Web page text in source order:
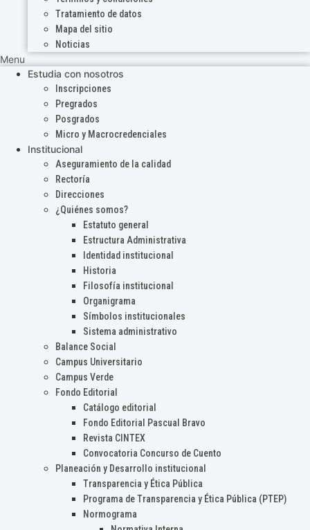
Tratamiento de datos
Mapa del sitio
Noticias
Menu
Estudia con nosotros
Inscripciones
Pregrados
Posgrados
Micro y Macrocredenciales
Institucional
Aseguramiento de la calidad
Rectoría
Direcciones
¿Quiénes somos?
Estatuto general
Estructura Administrativa
Identidad institucional
Historia
Filosofía institucional
Organigrama
Símbolos institucionales
Sistema administrativo
Balance Social
Campus Universitario
Campus Verde
Fondo Editorial
Catálogo editorial
Fondo Editorial Pascual Bravo
Revista CINTEX
Convocatoria Concurso de Cuento
Planeación y Desarrollo institucional
Transparencia y Ética Pública
Programa de Transparencia y Ética Pública (PTEP)
Normograma